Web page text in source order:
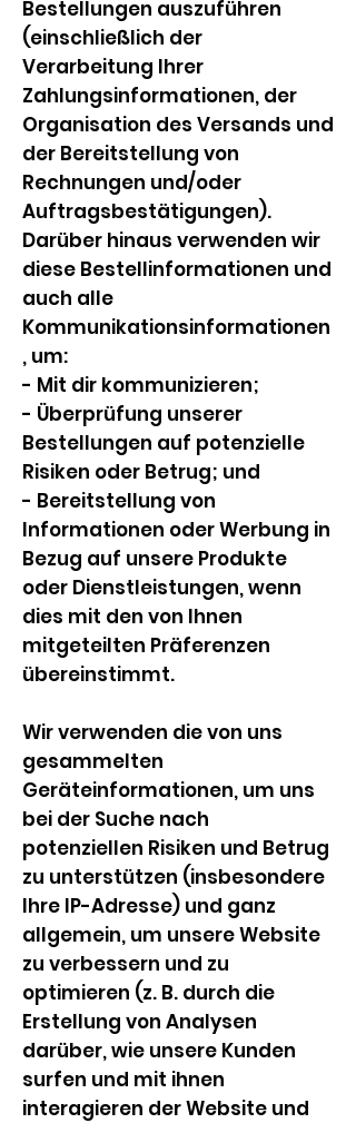
Bestellungen auszuführen
(einschließlich der
Verarbeitung Ihrer
Zahlungsinformationen, der
Organisation des Versands und
der Bereitstellung von
Rechnungen und/oder
Auftragsbestätigungen).
Darüber hinaus verwenden wir
diese Bestellinformationen und
auch alle
Kommunikationsinformationen
, um:
- Mit dir kommunizieren;
- Überprüfung unserer
Bestellungen auf potenzielle
Risiken oder Betrug; und
- Bereitstellung von
Informationen oder Werbung in
Bezug auf unsere Produkte
oder Dienstleistungen, wenn
dies mit den von Ihnen
mitgeteilten Präferenzen
übereinstimmt.
Wir verwenden die von uns
gesammelten
Geräteinformationen, um uns
bei der Suche nach
potenziellen Risiken und Betrug
zu unterstützen (insbesondere
Ihre IP-Adresse) und ganz
allgemein, um unsere Website
zu verbessern und zu
optimieren (z. B. durch die
Erstellung von Analysen
darüber, wie unsere Kunden
surfen und mit ihnen
interagieren der Website und